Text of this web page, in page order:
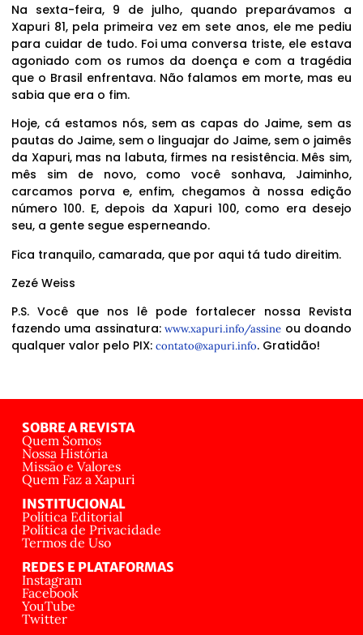
Na sexta-feira, 9 de julho, quando preparávamos a
Xapuri 81, pela primeira vez em sete anos, ele me pediu
para cuidar de tudo. Foi uma conversa triste, ele estava
agoniado com os rumos da doença e com a tragédia
que o Brasil enfrentava. Não falamos em morte, mas eu
sabia que era o fim.
Hoje, cá estamos nós, sem as capas do Jaime, sem as
pautas do Jaime, sem o linguajar do Jaime, sem o jaimês
da Xapuri, mas na labuta, firmes na resistência. Mês sim,
mês sim de novo, como você sonhava, Jaiminho,
carcamos porva e, enfim, chegamos à nossa edição
número 100. E, depois da Xapuri 100, como era desejo
seu, a gente segue esperneando.
Fica tranquilo, camarada, que por aqui tá tudo direitim.
Zezé Weiss
P.S. Você que nos lê pode fortalecer nossa Revista
fazendo uma assinatura:www.xapuri.info/assine ou doando
qualquer valor pelo PIX: contato@xapuri.info. Gratidão!
SOBRE A REVISTA
Quem Somos
Nossa História
Missão e Valores
Quem Faz a Xapuri
INSTITUCIONAL
Política Editorial
Política de Privacidade
Termos de Uso
REDES E PLATAFORMAS
Instagram
Facebook
YouTube
Twitter